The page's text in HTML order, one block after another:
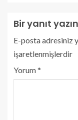
Bir yanıt yazın
E-posta adresiniz
işaretlenmişlerdir
Yorum*